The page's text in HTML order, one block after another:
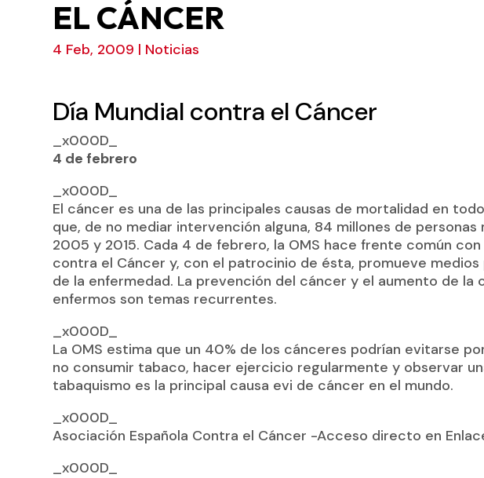
EL CÁNCER
4 Feb, 2009 | Noticias
Día Mundial contra el Cáncer
_x000D_
4 de febrero
_x000D_
El cáncer es una de las principales causas de mortalidad en
que, de no mediar intervención alguna, 84 millones de
2005 y 2015. Cada 4 de febrero, la OMS hace frente común
contra el Cáncer y, con el patrocinio de ésta, promueve medios
de la enfermedad. La prevención del cáncer y el aumento de la
enfermos son temas recurrentes.
_x000D_
La OMS estima que un 40% de los cánceres podrían evitarse
no consumir tabaco, hacer ejercicio regularmente y observar
tabaquismo es la principal causa evi de cáncer en el mundo.
_x000D_
Asociación Española Contra el Cáncer -Acceso directo en
_x000D_